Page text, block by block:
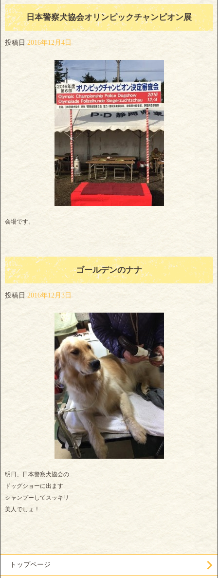
日本警察犬協会オリンピックチャンピオン展
投稿日 2016年12月4日
会場です。
ゴールデンのナナ
投稿日 2016年12月3日
明日、日本警察犬協会の
ドッグショーに出ます
シャンプーしてスッキリ
美人でしょ！
トップページ